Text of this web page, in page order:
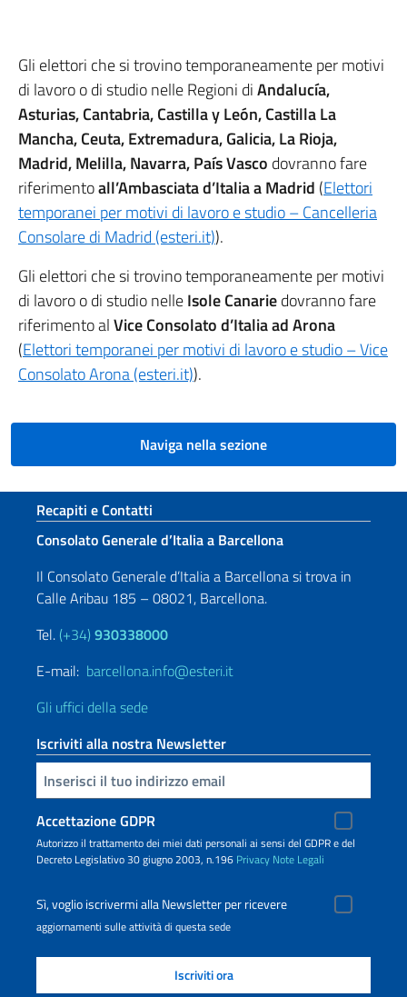
Gli elettori che si trovino temporaneamente per motivi
di lavoro o di studio nelle Regioni diAndalucía,
Asturias, Cantabria, Castilla y León, Castilla La
Mancha, Ceuta, Extremadura, Galicia, La Rioja,
Madrid, Melilla, Navarra, País Vasco dovranno fare
riferimentoall’Ambasciata d’Italia a Madrid (Elettori
temporanei per motivi di lavoro e studio – Cancelleria
Consolare di Madrid (esteri.it)).
Gli elettori che si trovino temporaneamente per motivi
di lavoro o di studio nelleIsole Canariedovranno fare
riferimento alVice Consolato d’Italia ad Arona
(Elettori temporanei per motivi di lavoro e studio – Vice
Consolato Arona (esteri.it)).
Naviga nella sezione
Sezione footer
Recapiti e Contatti
Consolato Generale d’Italia a Barcellona
Il Consolato Generale d’Italia a Barcellona si trova in
Calle Aribau 185 – 08021, Barcellona.
Tel. (+34) 930338000
E-mail: barcellona.info@esteri.it
Gli uffici della sede
Iscriviti alla nostra Newsletter
Inserisci la tua email
Accettazione GDPR
Autorizzo il trattamento dei miei dati personali ai sensi del GDPR e del
Decreto Legislativo 30 giugno 2003, n.196 Privacy Note Legali
Sì, voglio iscrivermi alla Newsletter per ricevere
aggiornamenti sulle attività di questa sede